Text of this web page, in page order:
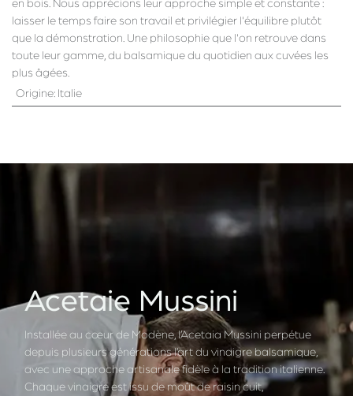
en bois. Nous apprécions leur approche simple et constante :
laisser le temps faire son travail et privilégier l'équilibre plutôt
que la démonstration. Une philosophie que l'on retrouve dans
toute leur gamme, du balsamique du quotidien aux cuvées les
plus âgées.
Origine: Italie
Acetaie Mussini
Installée au cœur de Modène, l’Acetaia Mussini perpétue
depuis plusieurs générations l’art du vinaigre balsamique,
avec une approche artisanale fidèle à la tradition italienne.
Chaque vinaigre est issu de moût de raisin cuit,